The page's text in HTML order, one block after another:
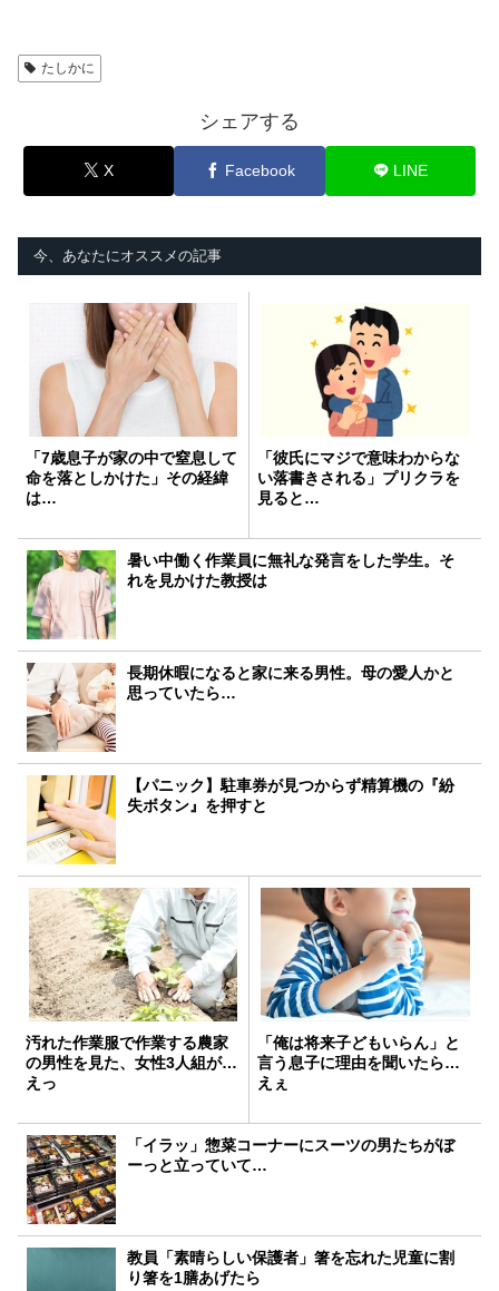
たしかに
シェアする
X Facebook LINE
今、あなたにオススメの記事
「7歳息子が家の中で窒息して
命を落としかけた」その経緯
は…
「彼氏にマジで意味わからな
い落書きされる」プリクラを
見ると…
暑い中働く作業員に無礼な発言をした学生。そ
れを見かけた教授は
長期休暇になると家に来る男性。母の愛人かと
思っていたら…
【パニック】駐車券が見つからず精算機の『紛
失ボタン』を押すと
汚れた作業服で作業する農家
の男性を見た、女性3人組が…
えっ
「俺は将来子どもいらん」と
言う息子に理由を聞いたら…
えぇ
「イラッ」惣菜コーナーにスーツの男たちがぼ
ーっと立っていて…
教員「素晴らしい保護者」箸を忘れた児童に割
り箸を1膳あげたら